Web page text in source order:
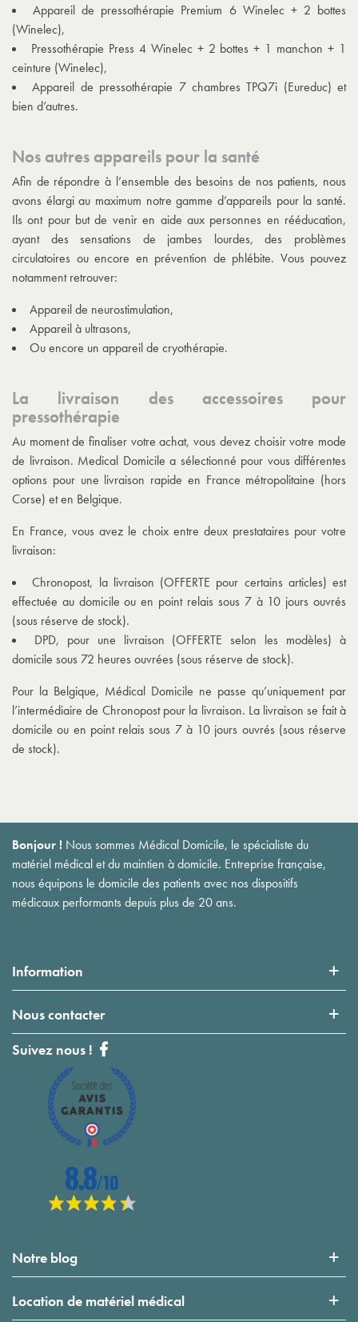
Appareil de pressothérapie Premium 6 Winelec + 2 bottes
(Winelec),
Pressothérapie Press 4 Winelec + 2 bottes + 1 manchon + 1
ceinture (Winelec),
Appareil de pressothérapie 7 chambres TPQ7i (Eureduc) et
bien d’autres.
Nos autres appareils pour la santé
Afin de répondre à l’ensemble des besoins de nos patients, nous
avons élargi au maximum notre gamme d’appareils pour la santé.
Ils ont pour but de venir en aide aux personnes en rééducation,
ayant des sensations de jambes lourdes, des problèmes
circulatoires ou encore en prévention de phlébite. Vous pouvez
notamment retrouver:
Appareil de neurostimulation,
Appareil à ultrasons,
Ou encore un appareil de cryothérapie.
La livraison des accessoires pour
pressothérapie
Au moment de finaliser votre achat, vous devez choisir votre mode
de livraison. Medical Domicile a sélectionné pour vous différentes
options pour une livraison rapide en France métropolitaine (hors
Corse) et en Belgique.
En France, vous avez le choix entre deux prestataires pour votre
livraison:
Chronopost, la livraison (OFFERTE pour certains articles) est
effectuée au domicile ou en point relais sous 7 à 10 jours ouvrés
(sous réserve de stock).
DPD, pour une livraison (OFFERTE selon les modèles) à
domicile sous 72 heures ouvrées (sous réserve de stock).
Pour la Belgique, Médical Domicile ne passe qu’uniquement par
l’intermédiaire de Chronopost pour la livraison. La livraison se fait à
domicile ou en point relais sous 7 à 10 jours ouvrés (sous réserve
de stock).
Bonjour ! Nous sommes Médical Domicile, le spécialiste du
matériel médical et du maintien à domicile. Entreprise française,
nous équipons le domicile des patients avec nos dispositifs
médicaux performants depuis plus de 20 ans.
Information
Nous contacter
Suivez nous !
Notre blog
Location de matériel médical